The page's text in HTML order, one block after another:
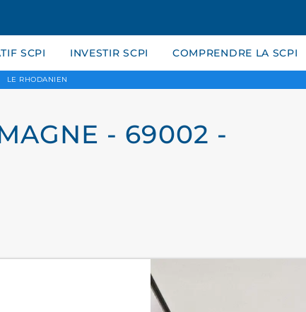
SCPI INVESTIR SCPI COMPRENDRE LA SCPI
LE RHODANIEN
- 69002 -